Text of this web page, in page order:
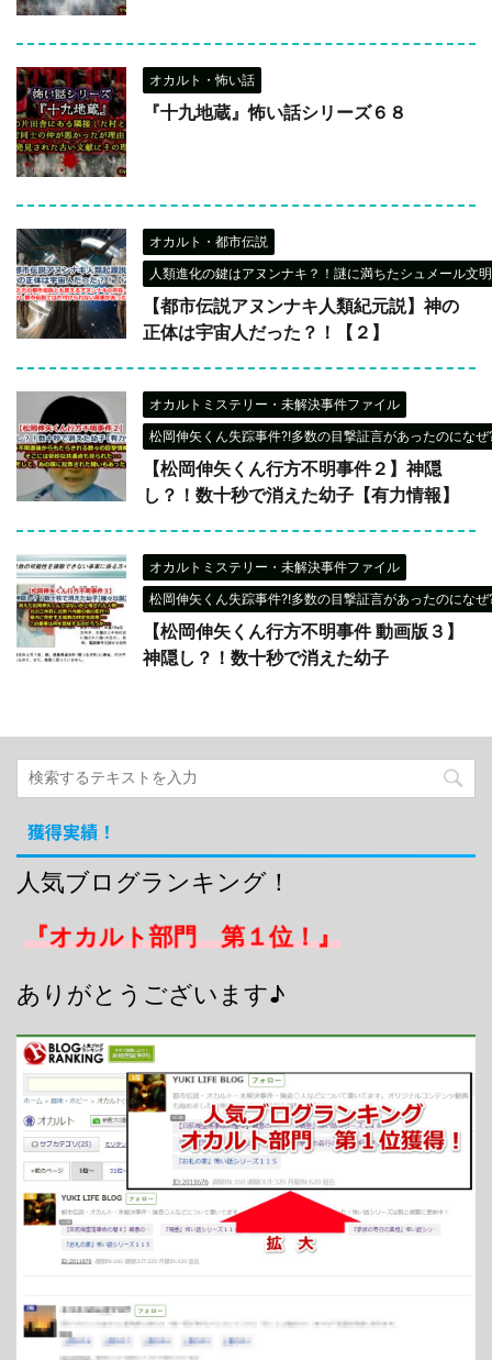
オカルト・怖い話
『十九地蔵』怖い話シリーズ６８
オカルト・都市伝説
人類進化の鍵はアヌンナキ？！謎に満ちたシュメール文明
【都市伝説アヌンナキ人類紀元説】神の
正体は宇宙人だった？！【２】
オカルトミステリー・未解決事件ファイル
松岡伸矢くん失踪事件?!多数の目撃証言があったのにな
【松岡伸矢くん行方不明事件２】神隠
し？！数十秒で消えた幼子【有力情報】
オカルトミステリー・未解決事件ファイル
松岡伸矢くん失踪事件?!多数の目撃証言があったのにな
【松岡伸矢くん行方不明事件 動画版３】
神隠し？！数十秒で消えた幼子
獲得実績！
人気ブログランキング！
『オカルト部門 第１位！』
ありがとうございます♪